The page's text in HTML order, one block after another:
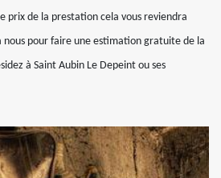
prix de la prestation cela vous reviendra
pour faire une estimation gratuite de la
à Saint Aubin Le Depeint ou ses